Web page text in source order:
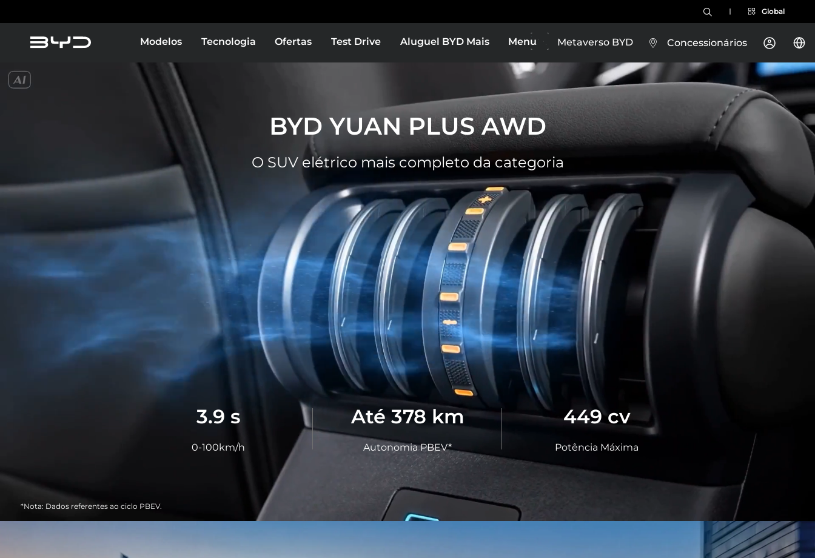
Modelos Tecnologia Ofertas Test Drive Aluguel BYD Mais Menu Metaverso BYD Concessionários
Global
BYD YUAN PLUS AWD
O SUV elétrico mais completo da categoria
3.9 s
0-100km/h
Até 378 km
Autonomia PBEV*
449cv
Potência Máxima
*Nota: Dados referentes ao ciclo PBEV.